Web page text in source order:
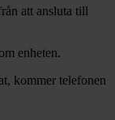
att ansluta till
enheten.
kommer telefonen